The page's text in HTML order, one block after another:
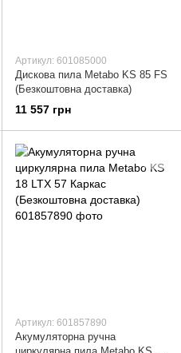
Артикул: 601085000
Дискова пила Metabo KS 85 FS
(Безкоштовна доставка)
11 557 грн
Артикул: 601857890
Акумуляторна ручна